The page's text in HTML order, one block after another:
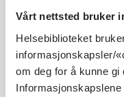
Vårt nettsted bruker
Helsebiblioteket
informasjonskapsler/
om deg for å kunne gi
forrige
TcB verdier
med TSB
videre